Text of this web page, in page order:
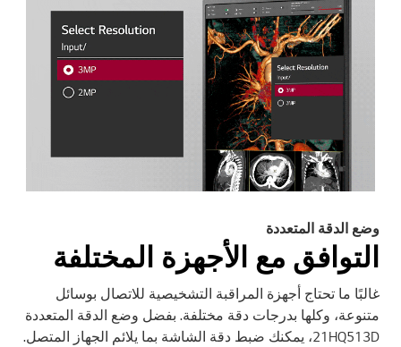
وضع الدقة المتعددة
التوافق مع الأجهزة المختلفة
غالبًا ما تحتاج أجهزة المراقبة التشخيصية للاتصال بوسائل
متنوعة، وكلها بدرجات دقة مختلفة. بفضل وضع الدقة المتعددة
21HQ513D، يمكنك ضبط دقة الشاشة بما يلائم الجهاز المتصل.